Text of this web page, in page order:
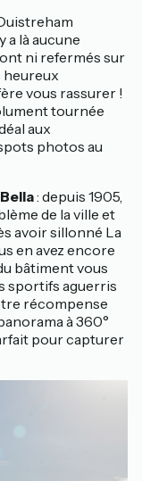
a là aucune
ni refermés sur
heureux
vous rassurer !
tournée
aux
photos au
: depuis 1905,
de la ville et
avoir sillonné La
en avez encore
bâtiment vous
sportifs aguerris
récompense
à 360°
pour capturer